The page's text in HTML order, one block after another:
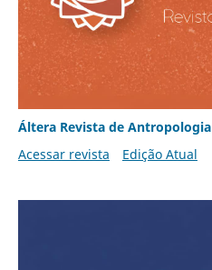
Áltera Revista de Antropologia
Acessar revista
Edição Atual